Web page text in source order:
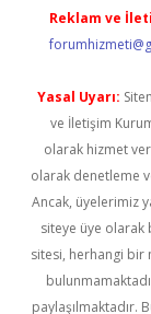
Reklam ve
Yasal Uyarı:
ve İletişim
olarak hizmet
olarak denetleme
Ancak, üyelerimiz
siteye üye olarak
sitesi, herhangi bir
paylaşılmaktadır.